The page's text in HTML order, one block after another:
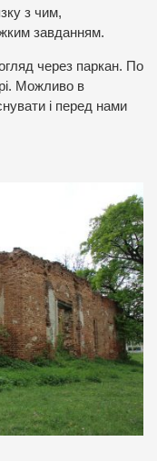
з чим,
завданням.
через паркан. По
Можливо в
і перед нами